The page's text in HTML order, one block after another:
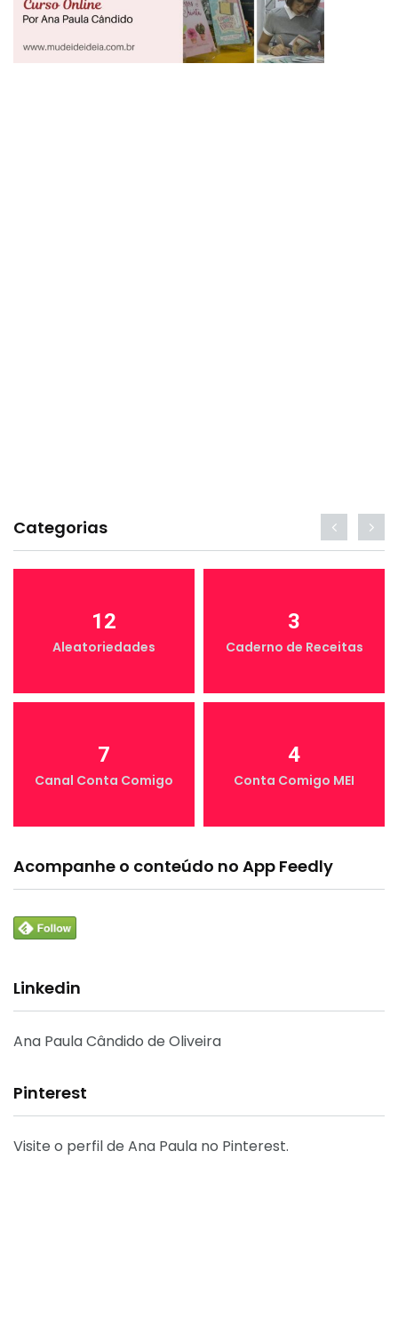
Categorias
12
Aleatoriedades
3
Caderno de Receitas
7
Canal Conta Comigo
4
Conta Comigo MEI
Acompanhe o conteúdo no App Feedly
Linkedin
Ana Paula Cândido de Oliveira
Pinterest
Visite o perfil de Ana Paula no Pinterest.